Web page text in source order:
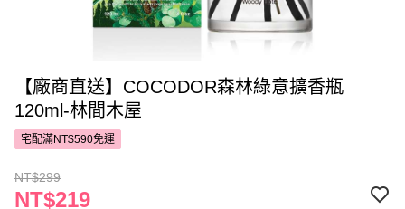
【廠商直送】COCODOR森林綠意擴香瓶
120ml-林間木屋
宅配滿NT$590免運
NT$299
NT$219